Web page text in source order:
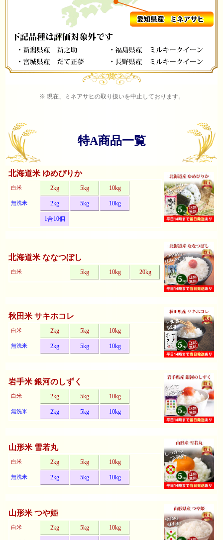
※ 現在、ミネアサヒの取り扱いを中止しております。
特A商品一覧
北海道米 ゆめぴりか
白米 2kg 5kg 10kg
無洗米 2kg 5kg 10kg
1合10個
北海道米 ななつぼし
白米 5kg 10kg 20kg
秋田米 サキホコレ
白米 2kg 5kg 10kg
無洗米 2kg 5kg 10kg
岩手米 銀河のしずく
白米 2kg 5kg 10kg
無洗米 2kg 5kg 10kg
山形米 雪若丸
白米 2kg 5kg 10kg
無洗米 2kg 5kg 10kg
山形米 つや姫
白米 2kg 5kg 10kg